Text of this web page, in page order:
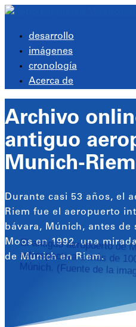
desarrollo
imágenes
cronología
Acerca de
Archivo
antiguo
Munich-Riem
Durante casi 53 años, el
Riem fue el aeropuerto
bávara, Múnich, antes
Moos en 1992, una
de Múnich en Riem.
El antiguo aeropuerto de
retrospectiva a más de
Múnich. (Fuente de la